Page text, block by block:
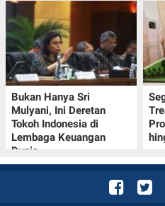
Bukan Hanya Sri
Mulyani, Ini Deretan
Tokoh Indonesia di
Lembaga Keuangan
Dunia